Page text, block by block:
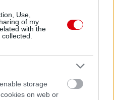
Use,
of my
with the
storage
on web or